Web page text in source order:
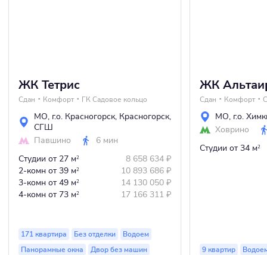
ЖК Тетрис
Сдан Комфорт ГК Садовое кольцо
МО, г.о. Красногорск, Красногорск,
СГШ
Павшино
6 мин
Студии от 27 м2 8 658 634 ₽
2-комн от 39 м2 10 893 686 ₽
3-комн от 49 м2 14 130 050 ₽
4-комн от 73 м2 17 166 311 ₽
171 квартира Без отделки
Водоем
Панорамные окна
Двор без машин
ЖК
Сдан Комфорт
МО, г.о.
Ховрино
Студии от 34 м2
9 квартир